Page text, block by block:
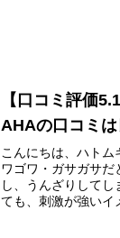
【口コミ評価
AHAの口コミ
こんにちは、ハト
ワゴワ・ガサガサだ
し、うんざりして
ても、刺激が強いイ